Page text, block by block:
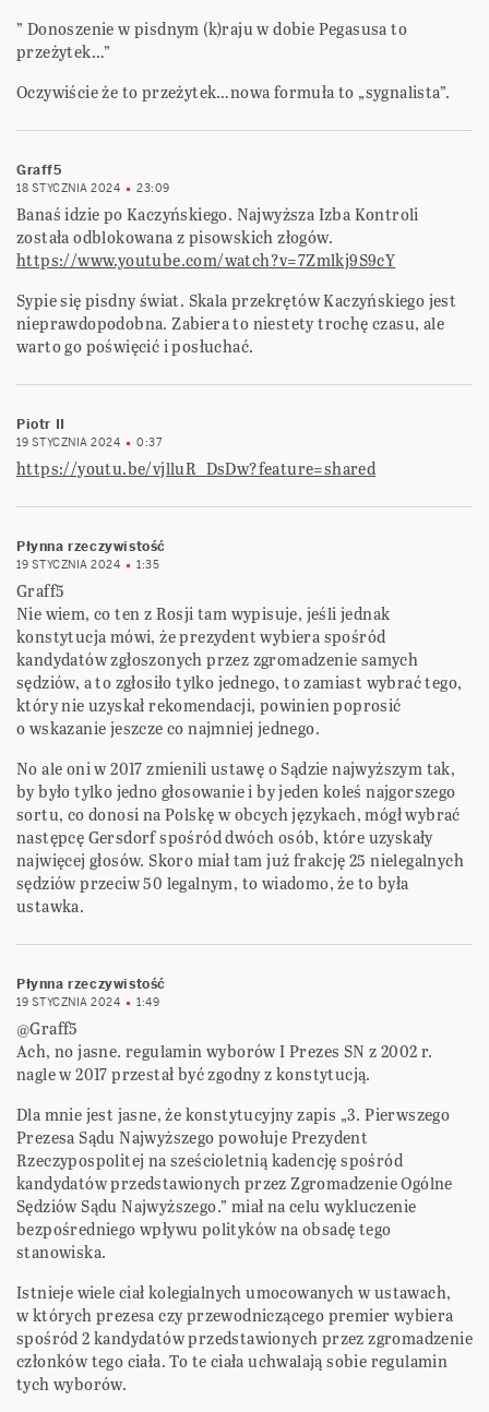
” Donoszenie w pisdnym (k)raju w dobie Pegasusa to
przeżytek…”
Oczywiście że to przeżytek…nowa formuła to „sygnalista”.
Graff5
18 STYCZNIA 2024 23:09
Banaś idzie po Kaczyńskiego. Najwyższa Izba Kontroli
została odblokowana z pisowskich złogów.
https://www.youtube.com/watch?v=7Zmlkj9S9cY
Sypie się pisdny świat. Skala przekrętów Kaczyńskiego jest
nieprawdopodobna. Zabiera to niestety trochę czasu, ale
warto go poświęcić i posłuchać.
Piotr II
19 STYCZNIA 2024 0:37
https://youtu.be/vjlluR_DsDw?feature=shared
Płynna rzeczywistość
19 STYCZNIA 2024 1:35
Graff5
Nie wiem, co ten z Rosji tam wypisuje, jeśli jednak
konstytucja mówi, że prezydent wybiera spośród
kandydatów zgłoszonych przez zgromadzenie samych
sędziów, a to zgłosiło tylko jednego, to zamiast wybrać tego,
który nie uzyskał rekomendacji, powinien poprosić
o wskazanie jeszcze co najmniej jednego.
No ale oni w 2017 zmienili ustawę o Sądzie najwyższym tak,
by było tylko jedno głosowanie i by jeden koleś najgorszego
sortu, co donosi na Polskę w obcych językach, mógł wybrać
następcę Gersdorf spośród dwóch osób, które uzyskały
najwięcej głosów. Skoro miał tam już frakcję 25 nielegalnych
sędziów przeciw 50 legalnym, to wiadomo, że to była
ustawka.
Płynna rzeczywistość
19 STYCZNIA 2024 1:49
@Graff5
Ach, no jasne. regulamin wyborów I Prezes SN z 2002 r.
nagle w 2017 przestał być zgodny z konstytucją.
Dla mnie jest jasne, że konstytucyjny zapis „3. Pierwszego
Prezesa Sądu Najwyższego powołuje Prezydent
Rzeczypospolitej na sześcioletnią kadencję spośród
kandydatów przedstawionych przez Zgromadzenie Ogólne
Sędziów Sądu Najwyższego.” miał na celu wykluczenie
bezpośredniego wpływu polityków na obsadę tego
stanowiska.
Istnieje wiele ciał kolegialnych umocowanych w ustawach,
w których prezesa czy przewodniczącego premier wybiera
spośród 2 kandydatów przedstawionych przez zgromadzenie
członków tego ciała. To te ciała uchwalają sobie regulamin
tych wyborów.